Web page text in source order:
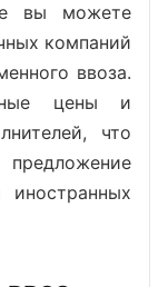
вы можете
компаний
ввоза.
цены и
что
предложение
иностранных